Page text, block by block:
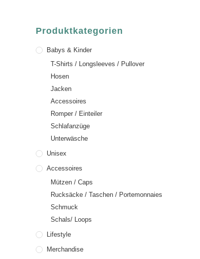
Produktkategorien
Babys & Kinder
T-Shirts / Longsleeves / Pullover
Hosen
Jacken
Accessoires
Romper / Einteiler
Schlafanzüge
Unterwäsche
Unisex
Accessoires
Mützen / Caps
Rucksäcke / Taschen / Portemonnaies
Schmuck
Schals/ Loops
Lifestyle
Merchandise